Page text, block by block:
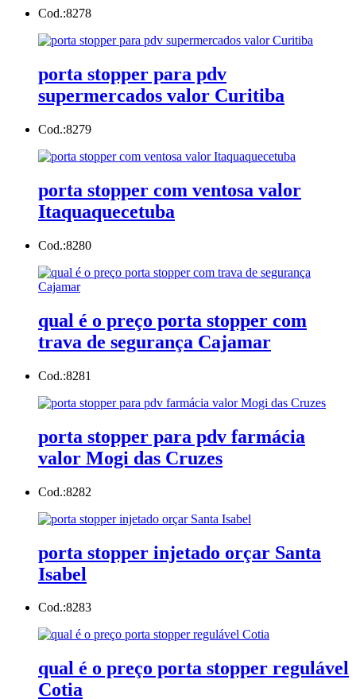
Cod.:8278
porta stopper para pdv
supermercados valor Curitiba
Cod.:8279
porta stopper com ventosa valor
Itaquaquecetuba
Cod.:8280
qual é o preço porta stopper com
trava de segurança Cajamar
Cod.:8281
porta stopper para pdv farmácia
valor Mogi das Cruzes
Cod.:8282
porta stopper injetado orçar Santa
Isabel
Cod.:8283
qual é o preço porta stopper regulável
Cotia